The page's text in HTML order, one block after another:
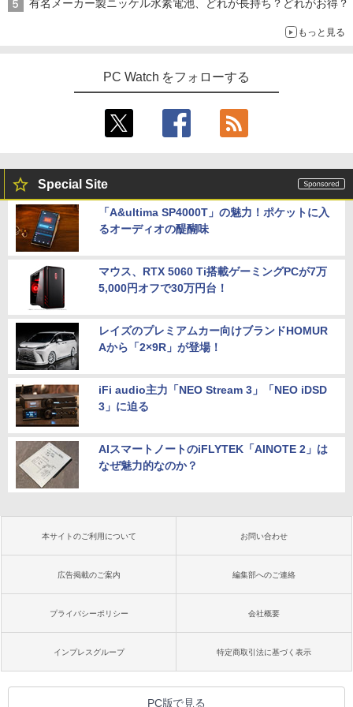
有名メーカー製ニッケル水素電池、どれが長持ち？どれがお得？
もっと見る
PC Watch をフォローする
Special Site
「A&ultima SP4000T」の魅力！ポケットに入
るオーディオの醍醐味
マウス、RTX 5060 Ti搭載ゲーミングPCが7万
5,000円オフで30万円台！
レイズのプレミアムカー向けブランドHOMUR
Aから「2×9R」が登場！
iFi audio主力「NEO Stream 3」「NEO iDSD
3」に迫る
AIスマートノートのiFLYTEK「AINOTE 2」は
なぜ魅力的なのか？
本サイトのご利用について お問い合わせ
広告掲載のご案内 編集部へのご連絡
プライバシーポリシー 会社概要
インプレスグループ 特定商取引法に基づく表示
PC版で見る